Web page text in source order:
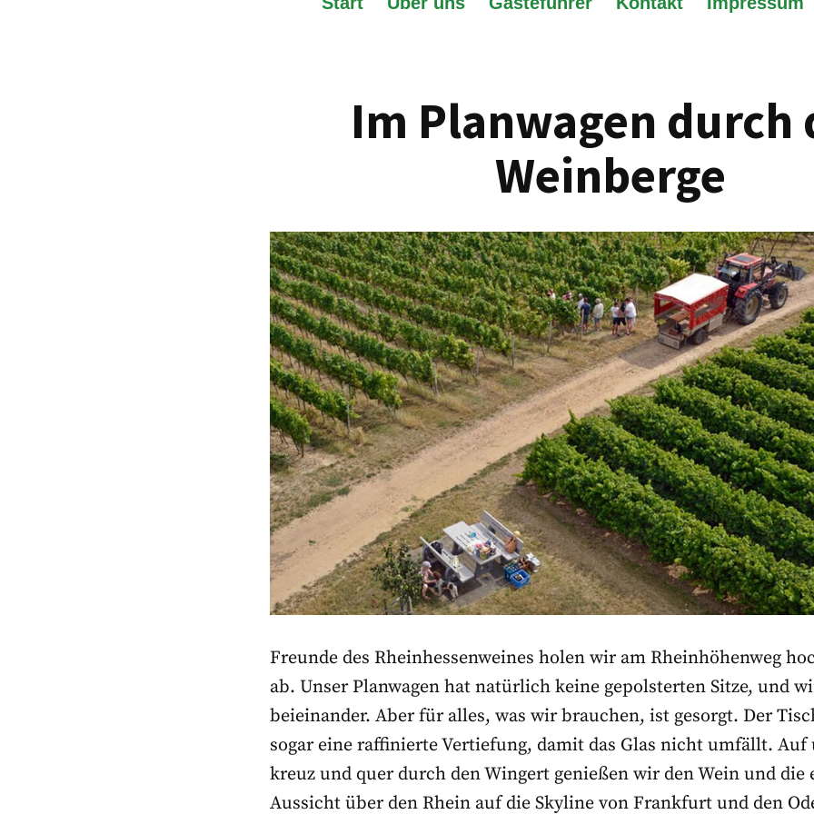
Im Planwagen durch
Weinberge
Freunde des Rheinhessenweines holen wir am Rheinhöhenweg
ab. Unser Planwagen hat natürlich keine gepolsterten Sitze, und
beieinander. Aber für alles, was wir brauchen, ist gesorgt. Der
sogar eine raffinierte Vertiefung, damit das Glas nicht umfällt. Auf
kreuz und quer durch den Wingert genießen wir den Wein und die
Aussicht über den Rhein auf die Skyline von Frankfurt und den